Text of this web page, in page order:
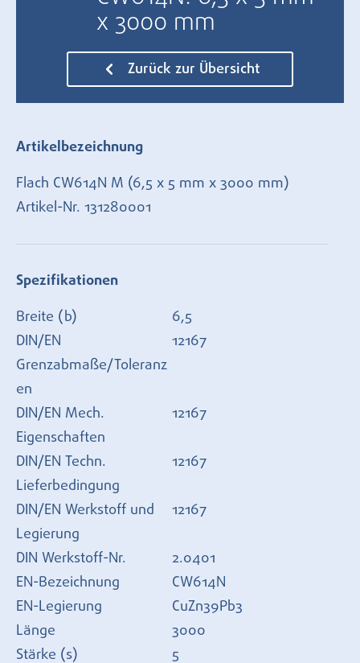
x 3000 mm
Zurück zur Übersicht
Artikelbezeichnung
Flach CW614N M (6,5 x 5 mm x 3000 mm)
Artikel-Nr. 131280001
Spezifikationen
Breite (b)
6,5
DIN/EN
Grenzabmaße/Toleranz
en
12167
DIN/EN Mech.
Eigenschaften
12167
DIN/EN Techn.
Lieferbedingung
12167
DIN/EN Werkstoff und
Legierung
12167
DIN Werkstoff-Nr.
2.0401
EN-Bezeichnung
CW614N
EN-Legierung
CuZn39Pb3
Länge
3000
Stärke (s)
5